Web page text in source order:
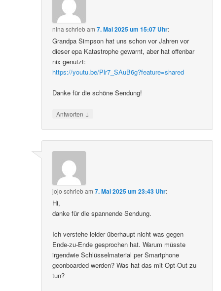
nina schriebam7. Mai 2025 um 15:07 Uhr:
Grandpa Simpson hat uns schon vor Jahren vor
dieser epa Katastrophe gewarnt, aber hat offenbar
nix genutzt:
https://youtu.be/Plr7_SAuB6g?feature=shared
Danke für die schöne Sendung!
Antworten ↓
jojo schriebam7. Mai 2025 um 23:43 Uhr:
Hi,
danke für die spannende Sendung.
Ich verstehe leider überhaupt nicht was gegen
Ende-zu-Ende gesprochen hat. Warum müsste
irgendwie Schlüsselmaterial per Smartphone
geonboarded werden? Was hat das mit Opt-Out zu
tun?